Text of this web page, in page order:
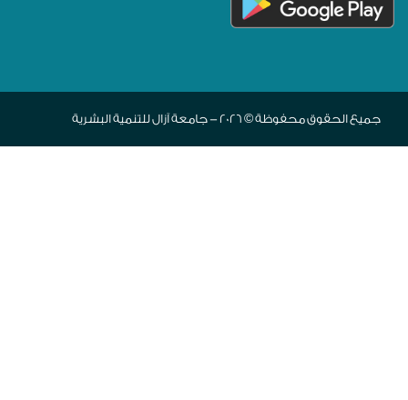
جميع الحقوق محفوظة © 2026 - جامعة آزال للتنمية البشرية